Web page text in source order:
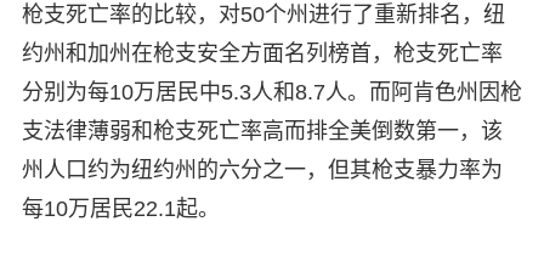
枪支死亡率的比较，对50个州进行了重新排名，纽
约州和加州在枪支安全方面名列榜首，枪支死亡率
分别为每10万居民中5.3人和8.7人。而阿肯色州因枪
支法律薄弱和枪支死亡率高而排全美倒数第一，该
州人口约为纽约州的六分之一，但其枪支暴力率为
每10万居民22.1起。